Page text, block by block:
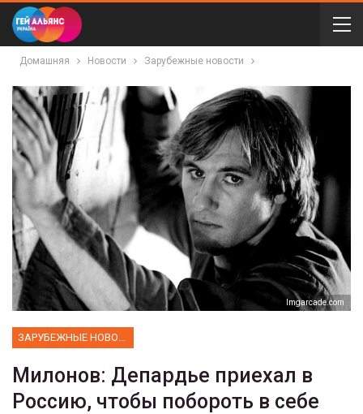
Домашняя Новости Зарубежные новости
Imgarcade.com
Милонов: Депардье приехал в
Россию, чтобы побороть в себе